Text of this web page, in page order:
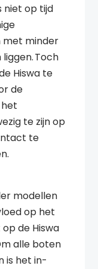
niet op tijd
met minder
Toch
Hiswa te
de
te zijn op
te
modellen
op het
de Hiswa
alle boten
is het in-